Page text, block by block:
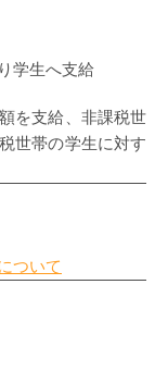
学生へ支給
を支給、非課税世
世帯の学生に対す
ついて